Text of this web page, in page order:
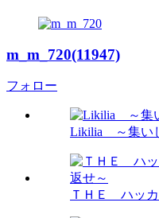
m_m_720(11947)
フォロー
Likilia ～集い
ＴＨＥ ハッ